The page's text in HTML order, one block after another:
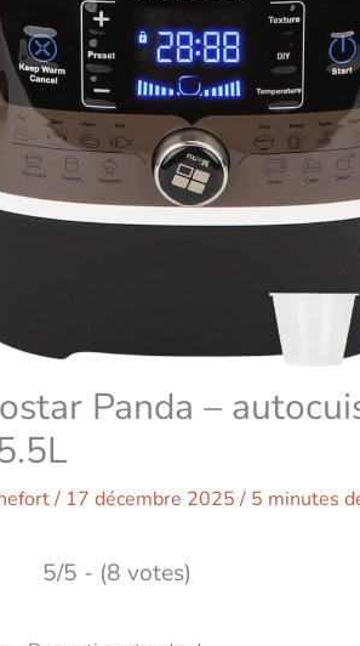
Panda –
/ 17 décembre 2025 / 5 minutes
5/5 - (8 votes)